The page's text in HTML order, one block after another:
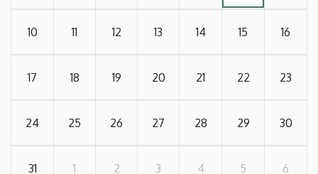
10 11 12 13 14 15 16
17 18 19 20 21 22 23
24 25 26 27 28 29 30
31 1 2 3 4 5 6